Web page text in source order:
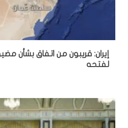
إيران: قريبون من اتفاق بشأن
لفتحه